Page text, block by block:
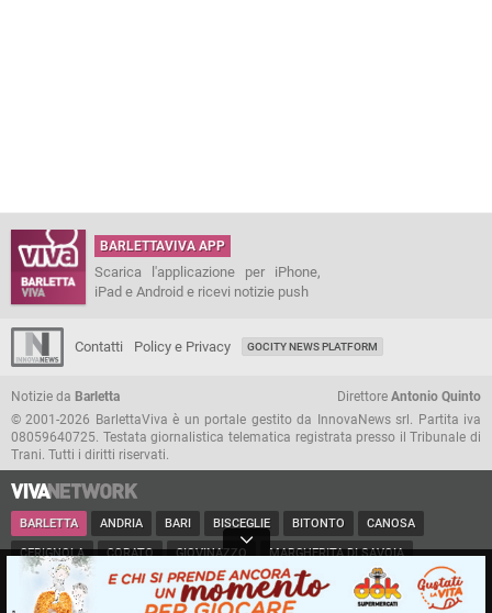
BARLETTAVIVA APP
Scarica l'applicazione per iPhone,
iPad e Android e ricevi notizie push
Contatti Policy e Privacy GOCITY NEWS PLATFORM
Notizie da Barletta Direttore Antonio Quinto
© 2001-2026 BarlettaViva è un portale gestito da InnovaNews srl. Partita iva
08059640725. Testata giornalistica telematica registrata presso il Tribunale di
Trani. Tutti i diritti riservati.
BARLETTA ANDRIA BARI BISCEGLIE BITONTO CANOSA
CERIGNOLA CORATO GIOVINAZZO MARGHERITA DI SAVOIA
MINERVINO MODUGNO MOLFETTA PUGLIA RUVO